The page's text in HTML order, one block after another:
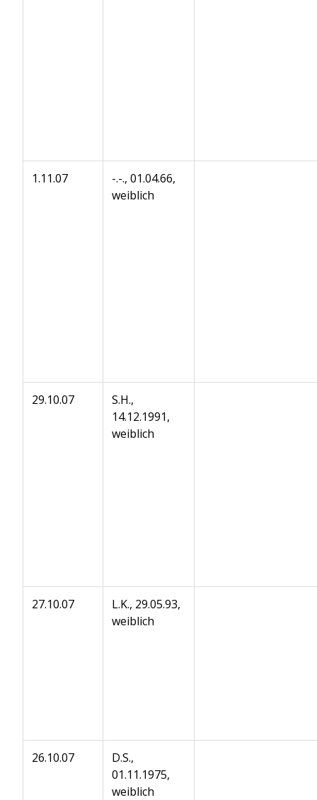
1.11.07
-.-., 01.04.66,
weiblich
29.10.07
S.H.,
14.12.1991,
weiblich
27.10.07
L.K., 29.05.93,
weiblich
26.10.07
D.S.,
01.11.1975,
weiblich